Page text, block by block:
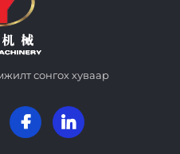
сонгох хуваар